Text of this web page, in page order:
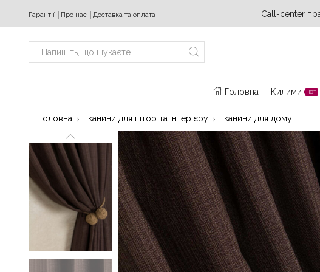
Гарантії Про нас Доставка та оплата
з 10:00 до 20:00 +380 (63) 469 22 17 Call-center
Search
Головна Килими HOT
Головна Тканини для штор та інтер'єру Тканини для дому